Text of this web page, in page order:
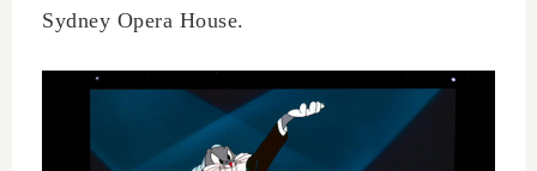
Sydney Opera House.